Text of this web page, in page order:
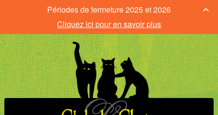
Périodes de fermeture 2025 et 2026
Cliquez ici pour en savoir plus